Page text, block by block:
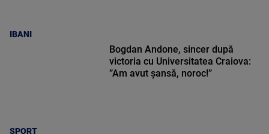
IBANI
SPORT
Bogdan Andone, sincer după
victoria cu Universitatea Craiova:
”Am avut șansă, noroc!”